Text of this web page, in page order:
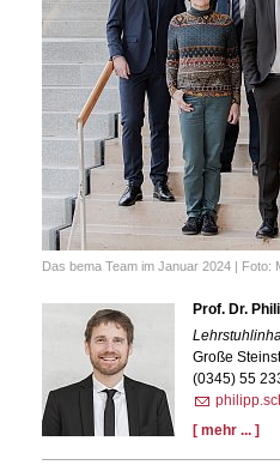
Das bema Team im Januar 2024 | Foto:
Prof. Dr.
Große
(0345) 55
[ mehr ... ]